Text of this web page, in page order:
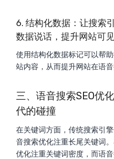
6. 结构化数据：让搜索
数据说话，提升网站可
使用结构化数据标记可以帮
站内容，从而提升网站在语音
三、语音搜索SEO优
代的碰撞
在关键词方面，传统搜索引
音搜索优化注重长尾关键词
优化注重关键词密度，而语